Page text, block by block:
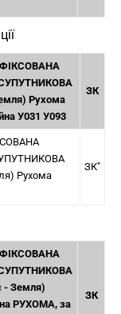
ФІКСОВАНА
Рухома
У031 У093
ЗК
Рухома
ЗК"
ФІКСОВАНА
- Земля)
РУХОМА, за
ЗК